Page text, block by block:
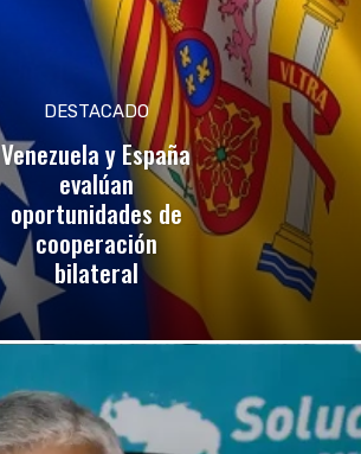
DESTACADO
Venezuela y España
evalúan
oportunidades de
cooperación
bilateral